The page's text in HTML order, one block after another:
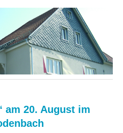
am 20. August im